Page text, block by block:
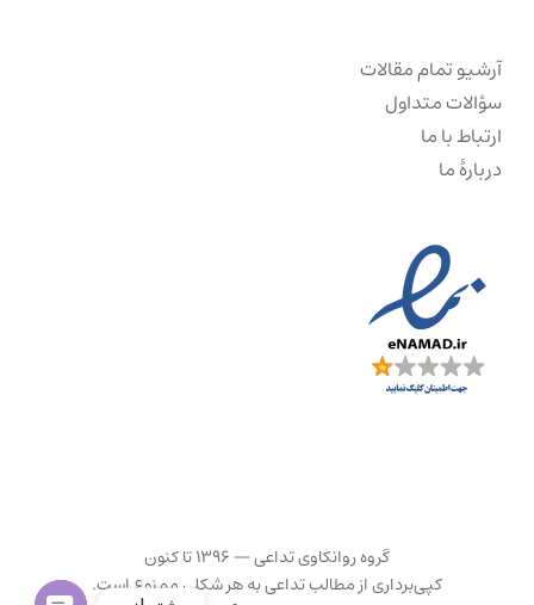
آرشیو تمام مقالات
سؤالات متداول
ارتباط با ما
دربارهٔ ما
گروه روانکاوی تداعی — ۱۳۹۶ تا کنون
کپی‌برداری از مطالب تداعی به هر شکلی ممنوع است.